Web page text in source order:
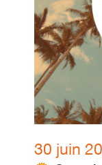
30 juin